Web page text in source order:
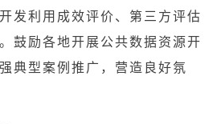
发利用成效评价、第三方评估
鼓励各地开展公共数据资源开
典型案例推广，营造良好氛